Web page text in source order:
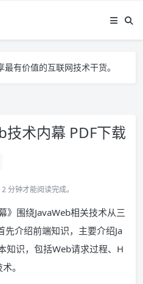
有价值的互联网技术干货。
技术内幕 PDF下载
分钟才能阅读完成。
》围绕JavaWeb相关技术从三
介绍前端知识，主要介绍Ja
知识，包括Web请求过程、H
。